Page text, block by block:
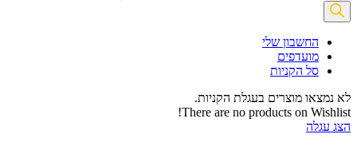
החשבון שלי‬
‫מועדפים‬‬
סל הקניות
מוצרים בעגלת הקניות.
There are no products on